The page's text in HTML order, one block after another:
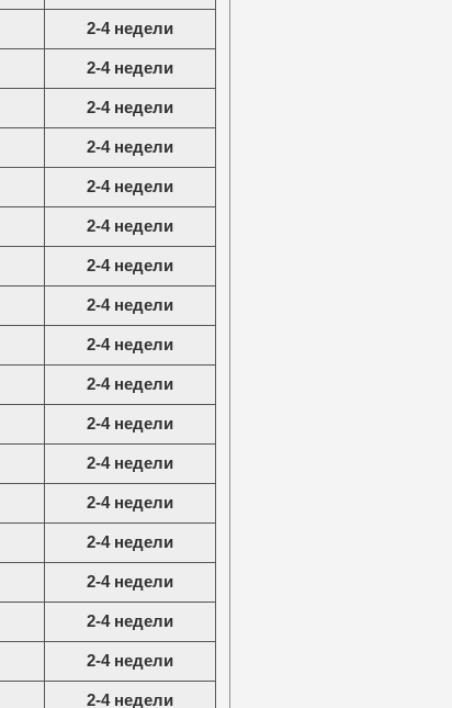
2-4 недели
2-4 недели
2-4 недели
2-4 недели
2-4 недели
2-4 недели
2-4 недели
2-4 недели
2-4 недели
2-4 недели
2-4 недели
2-4 недели
2-4 недели
2-4 недели
2-4 недели
2-4 недели
2-4 недели
2-4 недели